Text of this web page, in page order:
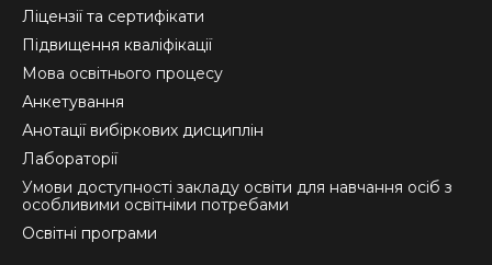
windowwindowwindow
Ліцензії та сертифікати
Підвищення кваліфікації
Мова освітнього процесу
Анкетування
Анотації вибіркових дисциплін
Лабораторії
Умови доступності закладу освіти для навчання осіб з
особливими освітніми потребами
Освітні програми